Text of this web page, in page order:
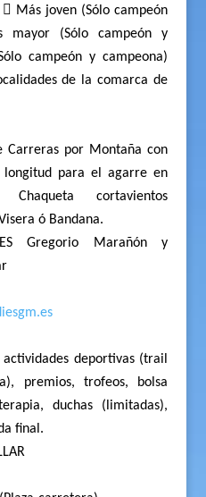
 Más joven (Sólo campeón
mayor (Sólo campeón y
campeón y campeona)
de la comarca de
Carreras por Montaña con
longitud para el agarre en
cortavientos
ó Bandana.
Gregorio Marañón y
deportivas (trail
premios, trofeos, bolsa
duchas (limitadas),
final.